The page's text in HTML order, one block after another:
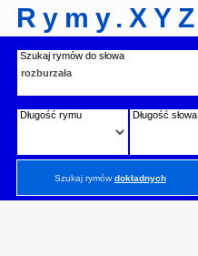
Rymy.XYZ
Szukaj rymów do słowa
Długość rymu Długość słowa
Szukaj rymówdokładnych